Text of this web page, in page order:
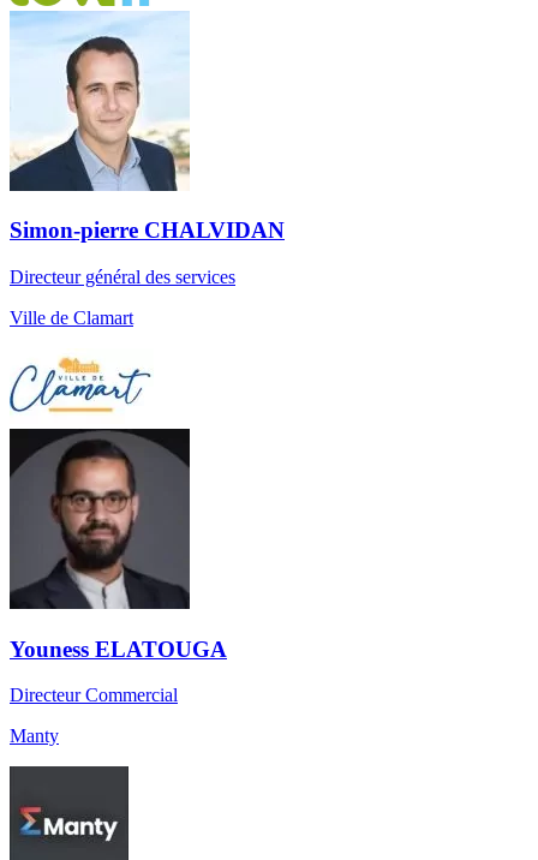
Simon-pierre CHALVIDAN
Directeur général des services
Ville de Clamart
Youness ELATOUGA
Directeur Commercial
Manty